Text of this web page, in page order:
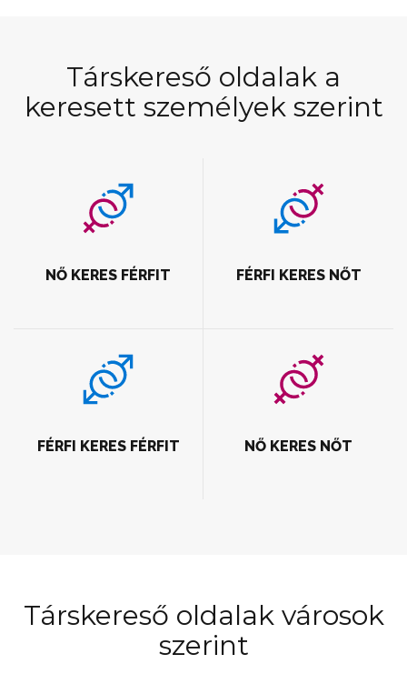
Társkereső oldalak a
keresett személyek szerint
NŐ KERES FÉRFIT FÉRFI KERES NŐT
FÉRFI KERES FÉRFIT NŐ KERES NŐT
Társkereső oldalak városok
szerint